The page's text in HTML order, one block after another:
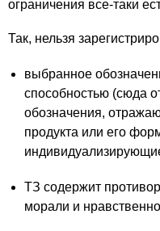
ограничения все-таки
Так, нельзя
выбранное
способностью (сюда
обозначения,
продукта или его
ТЗ содержит
морали и